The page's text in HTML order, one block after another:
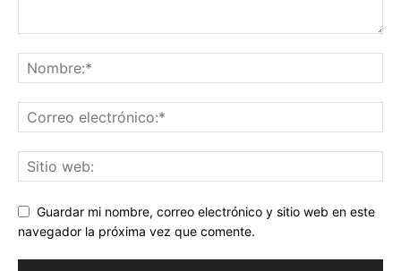
Guardar mi nombre, correo electrónico y sitio web en este
navegador la próxima vez que comente.